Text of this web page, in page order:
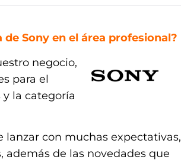
Sony en el área profesional?
negocio,
para el
la categoría
lanzar con muchas expectativas,
además de las novedades que